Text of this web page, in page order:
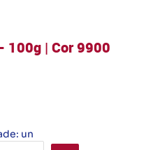
100g | Cor 9900
un